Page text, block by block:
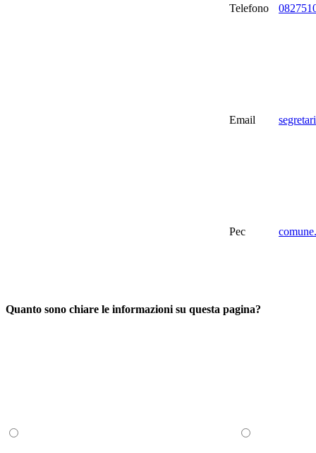
Telefono
Email
Pec
Quanto sono chiare le informazioni su questa pagina?